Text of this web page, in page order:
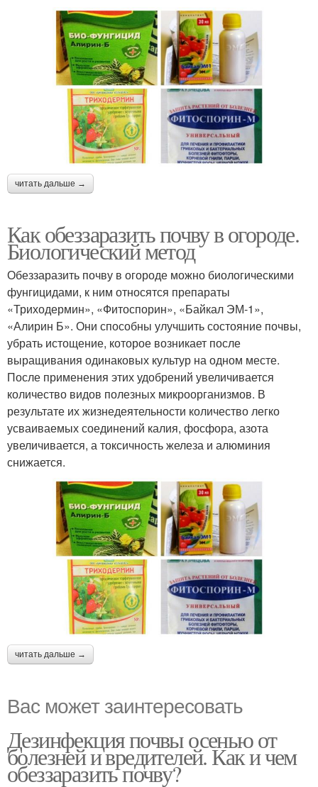
читать дальше →
Как обеззаразить почву в огороде.
Биологический метод
Обеззаразить почву в огороде можно биологическими
фунгицидами, к ним относятся препараты
«Триходермин», «Фитоспорин», «Байкал ЭМ-1»,
«Алирин Б». Они способны улучшить состояние почвы,
убрать истощение, которое возникает после
выращивания одинаковых культур на одном месте.
После применения этих удобрений увеличивается
количество видов полезных микроорганизмов. В
результате их жизнедеятельности количество легко
усваиваемых соединений калия, фосфора, азота
увеличивается, а токсичность железа и алюминия
снижается.
читать дальше →
Вас может заинтересовать
Дезинфекция почвы осенью от
болезней и вредителей. Как и чем
обеззаразить почву?